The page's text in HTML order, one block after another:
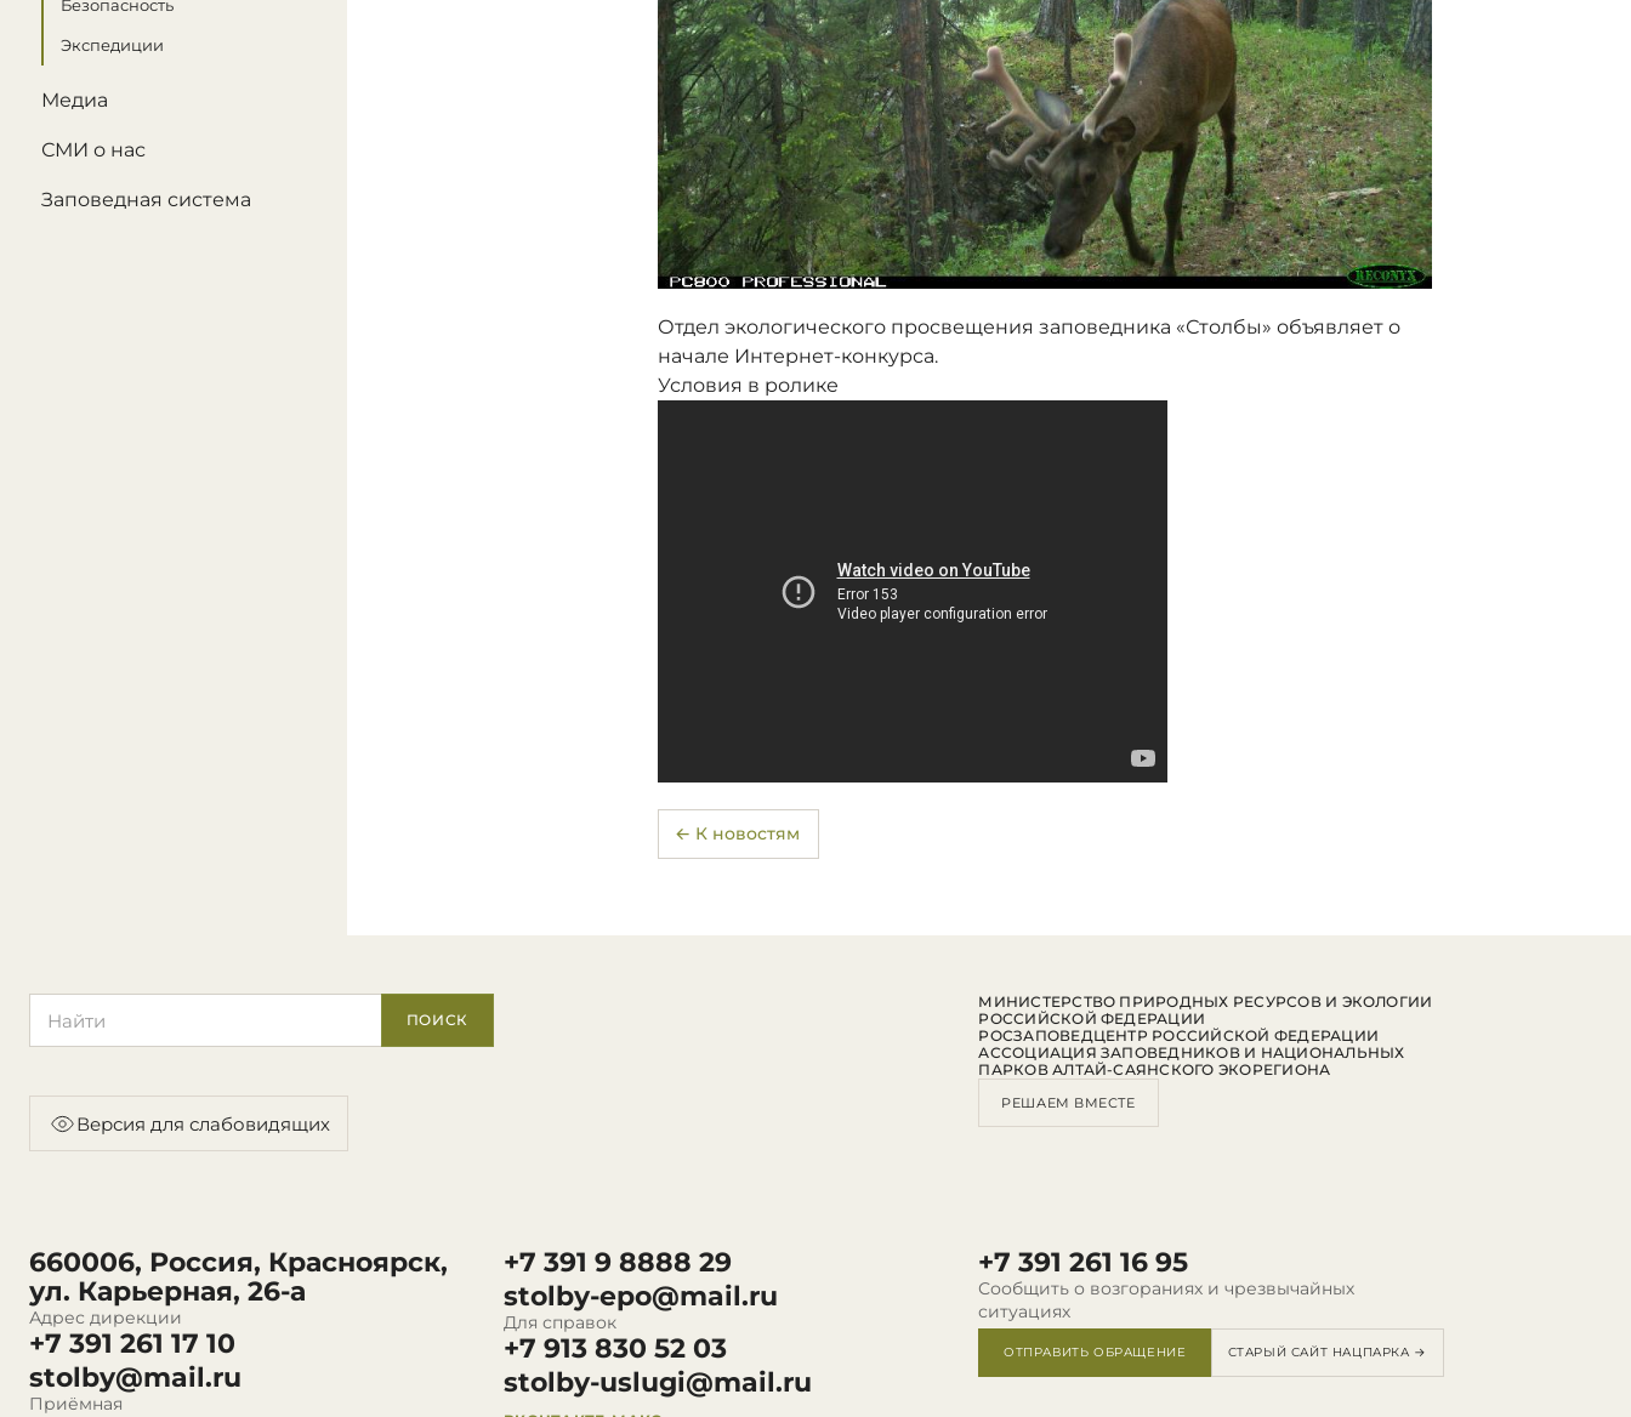
Безопасность
Экспедиции
Медиа
СМИ о нас
Заповедная система
Отдел экологического просвещения заповедника «Столбы» объявляет о
начале Интернет-конкурса.
Условия в ролике
← К новостям
ПОИСК
Версия для слабовидящих
660006, Россия, Красноярск,
ул. Карьерная, 26-а
Адрес дирекции
+7 391 261 17 10
stolby@mail.ru
Приёмная
+7 391 9 8888 29
stolby-epo@mail.ru
Для справок
+7 913 830 52 03
stolby-uslugi@mail.ru
+7 391 261 16 95
Сообщить о возгораниях и чрезвычайных
ситуациях
ОТПРАВИТЬ ОБРАЩЕНИЕ СТАРЫЙ САЙТ НАЦПАРКА →
МИНИСТЕРСТВО ПРИРОДНЫХ РЕСУРСОВ И ЭКОЛОГИИ
РОССИЙСКОЙ ФЕДЕРАЦИИ
РОСЗАПОВЕДЦЕНТР РОССИЙСКОЙ ФЕДЕРАЦИИ
АССОЦИАЦИЯ ЗАПОВЕДНИКОВ И НАЦИОНАЛЬНЫХ
ПАРКОВ АЛТАЙ-САЯНСКОГО ЭКОРЕГИОНА
РЕШАЕМ ВМЕСТЕ